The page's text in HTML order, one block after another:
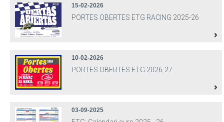
15-02-2026
PORTES OBERTES ETG RACING 2025-26
10-02-2026
PORTES OBERTES ETG 2026-27
03-09-2025